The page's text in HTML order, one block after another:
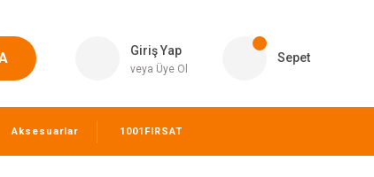
Giriş Yap
veya Üye Ol
Sepet
Aksesuarlar 1001FIRSAT